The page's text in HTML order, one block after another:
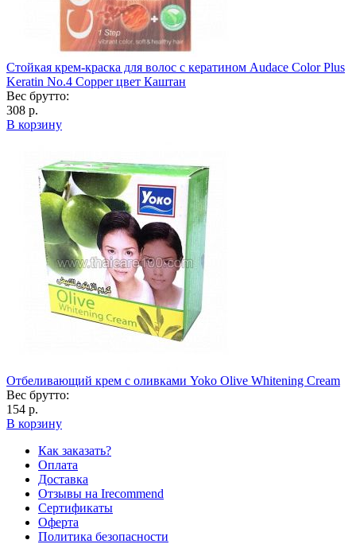
Стойкая крем-краска для волос с кератином Audace Color Plus
Keratin No.4 Copper цвет Каштан
Вес брутто:
308 р.
В корзину
Отбеливающий крем с оливками Yoko Olive Whitening Cream
Вес брутто:
154 р.
В корзину
Как заказать?
Оплата
Доставка
Отзывы на Irecommend
Сертификаты
Оферта
Политика безопасности